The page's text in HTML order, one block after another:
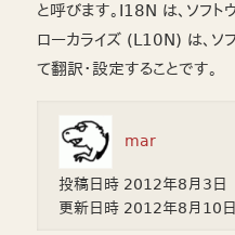
と呼びます。I18N は、ソフト
ローカライズ (L10N) は、ソ
て翻訳・設定することです。
mar
投稿日時 2012年8月3日
更新日時 2012年8月10日